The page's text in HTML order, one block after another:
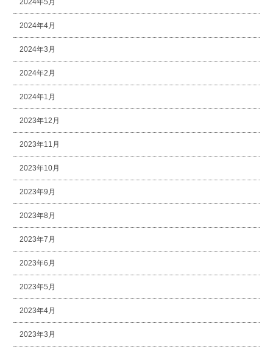
2024年5月
2024年4月
2024年3月
2024年2月
2024年1月
2023年12月
2023年11月
2023年10月
2023年9月
2023年8月
2023年7月
2023年6月
2023年5月
2023年4月
2023年3月